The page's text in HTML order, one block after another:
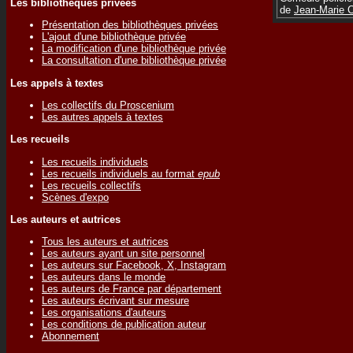
Les bibliothèques privées
Présentation des bibliothèques privées
L'ajout d'une bibliothèque privée
La modification d'une bibliothèque privée
La consultation d'une bibliothèque privée
Les appels à textes
Les collectifs du Proscenium
Les autres appels à textes
Les recueils
Les recueils individuels
Les recueils individuels au format epub
Les recueils collectifs
Scènes d'expo
Les auteurs et autrices
Tous les auteurs et autrices
Les auteurs ayant un site personnel
Les auteurs sur Facebook, X, Instagram
Les auteurs dans le monde
Les auteurs de France par département
Les auteurs écrivant sur mesure
Les organisations d'auteurs
Les conditions de publication auteur
Abonnement
de Jean-Marie